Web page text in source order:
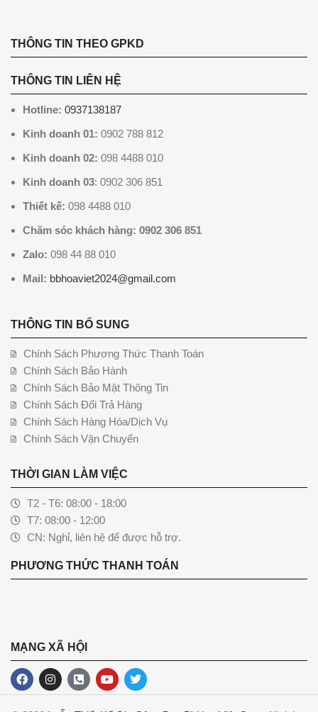
THÔNG TIN THEO GPKD
THÔNG TIN LIÊN HỆ
Hotline: 0937138187
Kinh doanh 01: 0902 788 812
Kinh doanh 02: 098 4488 010
Kinh doanh 03: 0902 306 851
Thiết kế: 098 4488 010
Chăm sóc khách hàng: 0902 306 851
Zalo: 098 44 88 010
Mail: bbhoaviet2024@gmail.com
THÔNG TIN BỔ SUNG
Chính Sách Phương Thức Thanh Toán
Chính Sách Bảo Hành
Chính Sách Bảo Mật Thông Tin
Chính Sách Đổi Trả Hàng
Chính Sách Hàng Hóa/Dịch Vụ
Chính Sách Vận Chuyển
THỜI GIAN LÀM VIỆC
T2 - T6: 08:00 - 18:00
T7: 08:00 - 12:00
CN: Nghỉ, liên hệ để được hỗ trợ.
PHƯƠNG THỨC THANH TOÁN
MẠNG XÃ HỘI